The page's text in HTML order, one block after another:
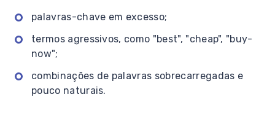
palavras-chave em excesso;
termos agressivos, como "best", "cheap", "buy-
now";
combinações de palavras sobrecarregadas e
pouco naturais.